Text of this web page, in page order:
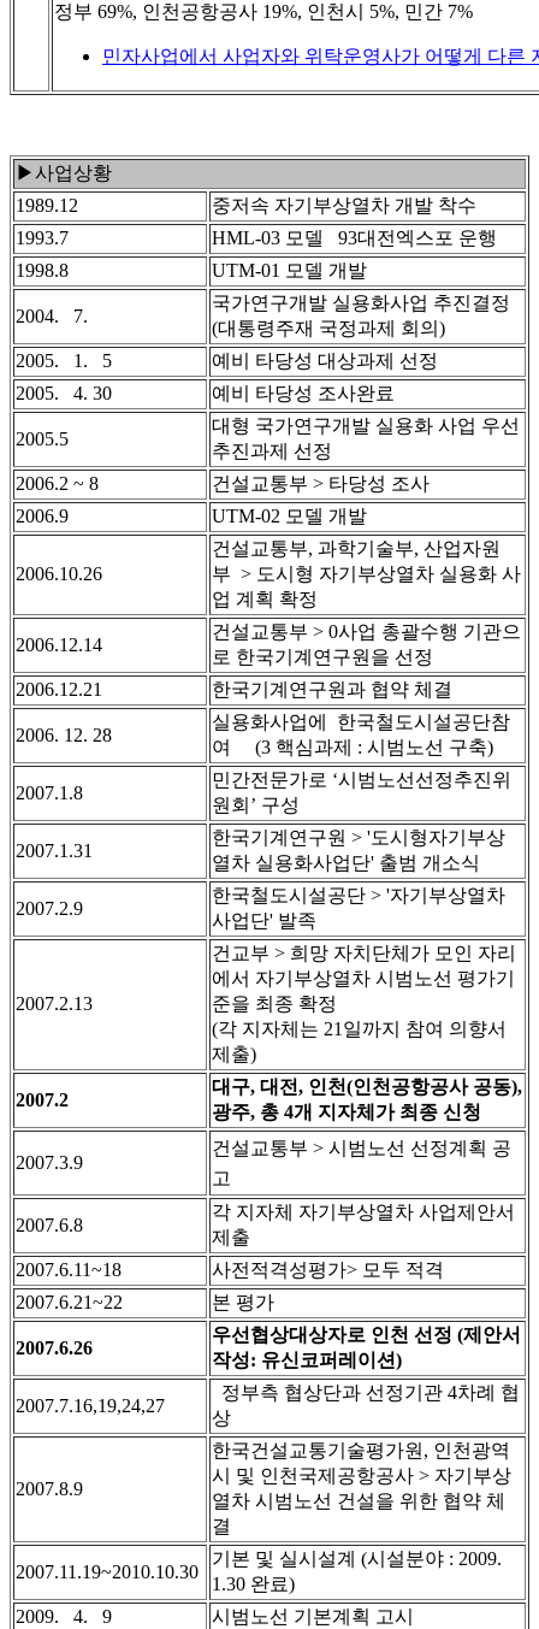
정부 69%, 인천공항공사 19%, 인천시 5%, 민간 7%
민자사업에서 사업자와 위탁운영사가 어떻게 다른
▶사업상황
1989.12
중저속 자기부상열차 개발 착수
1993.7
HML-03 모델 93대전엑스포 운행
1998.8
UTM-01 모델 개발
2004. 7.
국가연구개발 실용화사업 추진결정
(대통령주재 국정과제 회의)
2005. 1. 5
예비 타당성 대상과제 선정
2005. 4. 30
예비 타당성 조사완료
2005.5
대형 국가연구개발 실용화 사업 우선
추진과제 선정
2006.2 ~ 8
건설교통부 > 타당성 조사
2006.9
UTM-02 모델 개발
2006.10.26
건설교통부, 과학기술부, 산업자원
부 > 도시형 자기부상열차 실용화 사
업 계획 확정
2006.12.14
건설교통부 > 0사업 총괄수행 기관으
로 한국기계연구원을 선정
2006.12.21
한국기계연구원과 협약 체결
2006. 12. 28
실용화사업에 한국철도시설공단참
여 (3 핵심과제 : 시범노선 구축)
2007.1.8
민간전문가로 ‘시범노선선정추진위
원회’ 구성
2007.1.31
한국기계연구원 > '도시형자기부상
열차 실용화사업단' 출범 개소식
2007.2.9
한국철도시설공단 > '자기부상열차
사업단' 발족
2007.2.13
건교부 > 희망 자치단체가 모인 자리
에서 자기부상열차 시범노선 평가기
준을 최종 확정
(각 지자체는 21일까지 참여 의향서
제출)
2007.2
대구, 대전, 인천(인천공항공사 공동),
광주, 총 4개 지자체가 최종 신청
2007.3.9
건설교통부 > 시범노선 선정계획 공
고
2007.6.8
각 지자체 자기부상열차 사업제안서
제출
2007.6.11~18
사전적격성평가> 모두 적격
2007.6.21~22
본 평가
2007.6.26
우선협상대상자로 인천 선정 (제안서
작성: 유신코퍼레이션)
2007.7.16,19,24,27
정부측 협상단과 선정기관 4차례 협
상
2007.8.9
한국건설교통기술평가원, 인천광역
시 및 인천국제공항공사 > 자기부상
열차 시범노선 건설을 위한 협약 체
결
2007.11.19~2010.10.30
기본 및 실시설계 (시설분야 : 2009.
1.30 완료)
2009. 4. 9
시범노선 기본계획 고시